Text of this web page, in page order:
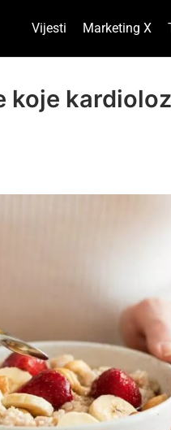
Vijesti Marketing X
koje